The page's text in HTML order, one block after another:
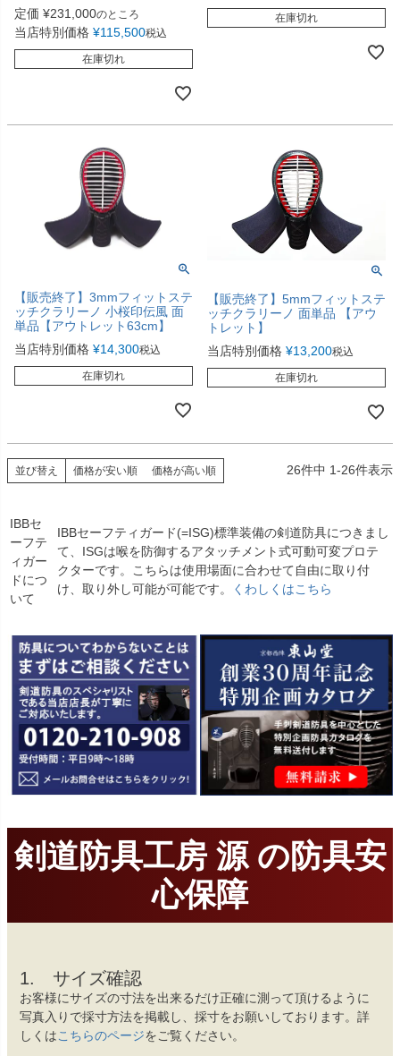
定価 ¥231,000のところ
当店特別価格 ¥115,500税込
在庫切れ
在庫切れ
【販売終了】3mmフィットステ
ッチクラリーノ 小桜印伝風 面
単品【アウトレット63cm】
当店特別価格 ¥14,300税込
在庫切れ
【販売終了】5mmフィットステ
ッチクラリーノ 面単品 【アウ
トレット】
当店特別価格 ¥13,200税込
在庫切れ
並び替え 価格が安い順 価格が高い順 26件中 1-26件表示
IBBセ
ーフテ
ィガー
ドにつ
いて
IBBセーフティガード(=ISG)標準装備の剣道防具につきまし
て、ISGは喉を防御するアタッチメント式可動可変プロテ
クターです。こちらは使用場面に合わせて自由に取り付
け、取り外し可能が可能です。
くわしくはこちら
剣道防具工房 源 の防具安
心保障
1. サイズ確認
お客様にサイズの寸法を出来るだけ正確に測って頂けるように
写真入りで採寸方法を掲載し、採寸をお願いしております。詳
しくはこちらのページをご覧ください。